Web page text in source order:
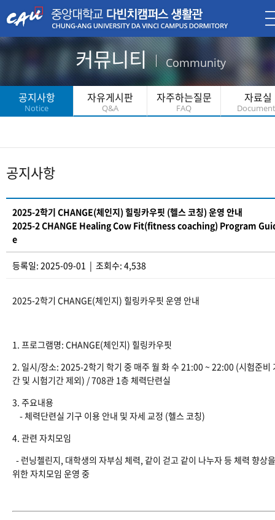
커뮤니티 Community
공지사항
Notice
자유게시판
Q&A
자주하는질문
FAQ
자료실
공지사항
2025-2학기 CHANGE(체인지) 힐링카우핏 (헬스 코칭) 운영 안내
2025-2 CHANGE Healing Cow Fit(fitness coaching) Program
e
등록일: 2025-09-01 | 조회수: 4,538
2025-2학기 CHANGE(체인지) 힐링카우핏 운영 안내
1. 프로그램명: CHANGE(체인지) 힐링카우핏
2. 일시/장소: 2025-2학기 학기 중 매주 월 화 수 21:00 ~ 22:00 (시험준비
간 및 시험기간 제외) / 708관 1층 체력단련실
3. 주요내용
- 체력단련실 기구 이용 안내 및 자세 교정 (헬스 코칭)
4. 관련 자치모임
- 런닝첼린지, 대학생의 자부심 체력, 같이 걷고 같이 나누자 등 체력 향상을
위한 자치모임 운영 중